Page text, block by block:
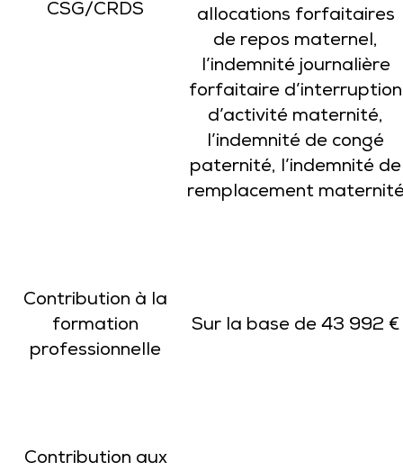
CSG/CRDS
allocations forfaitaires
de repos maternel,
l’indemnité journalière
forfaitaire d’interruption
d’activité maternité,
l’indemnité de congé
paternité, l’indemnité de
remplacement
Contribution à la
formation
professionnelle
Sur la base de 43 992 €
Contribution aux